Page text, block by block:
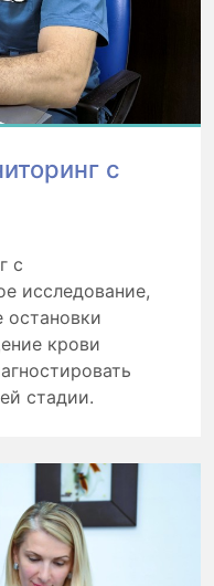
с
с
исследование,
остановки
крови
стадии.